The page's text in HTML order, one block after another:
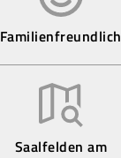
Familienfreundlich
Saalfelden am